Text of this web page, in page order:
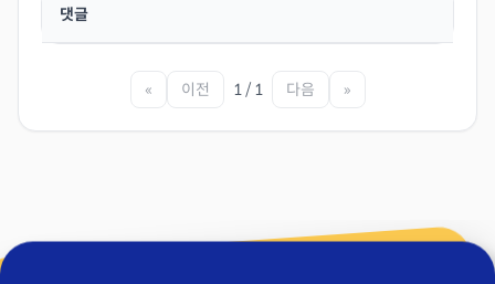
댓글
« 이전 1 / 1 다음 »